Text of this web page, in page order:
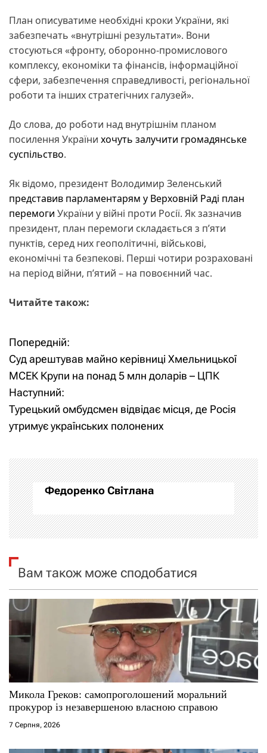
План описуватиме необхідні кроки України, які
забезпечать «внутрішні результати». Вони
стосуються «фронту, оборонно-промислового
комплексу, економіки та фінансів, інформаційної
сфери, забезпечення справедливості, регіональної
роботи та інших стратегічних галузей».
До слова, до роботи над внутрішнім планом
посилення України хочуть залучити громадянське
суспільство.
Як відомо, президент Володимир Зеленський
представив парламентарям у Верховній Раді план
перемоги України у війні проти Росії. Як зазначив
президент, план перемоги складається з п’яти
пунктів, серед них геополітичні, військові,
економічні та безпекові. Перші чотири розраховані
на період війни, п’ятий – на повоєнний час.
Читайте також:
Н
а
в
і
а
ц
і
а
с
і
в
Попередній:
Суд арештував майно керівниці Хмельницької
МСЕК Крупи на понад 5 млн доларів – ЦПК
Наступний:
Турецький омбудсмен відвідає місця, де Росія
утримує українських полонених
Федоренко Світлана
Вам також може сподобатися
Микола Греков: самопроголошений моральний
прокурор із незавершеною власною справою
7 Серпня, 2026